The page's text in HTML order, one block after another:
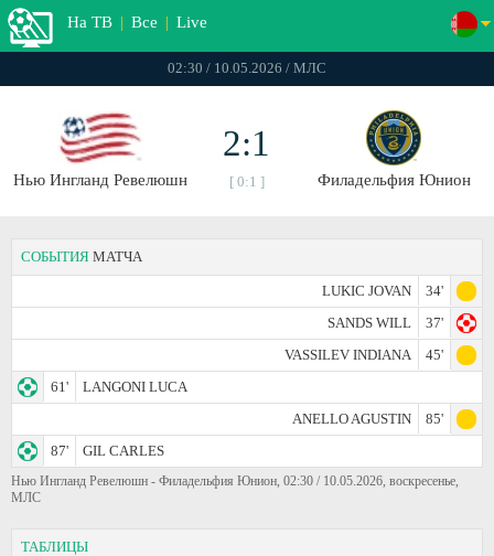
На ТВ | Все | Live
02:30 / 10.05.2026 / МЛС
Нью Ингланд Ревелюшн
2:1
[ 0:1 ] Филадельфия Юнион
СОБЫТИЯ МАТЧА
LUKIC JOVAN
34'
SANDS WILL
37'
VASSILEV INDIANA
45'
61'
LANGONI LUCA
ANELLO AGUSTIN
85'
87'
GIL CARLES
Нью Ингланд Ревелюшн - Филадельфия Юнион, 02:30 / 10.05.2026, воскресенье,
МЛС
ТАБЛИЦЫ